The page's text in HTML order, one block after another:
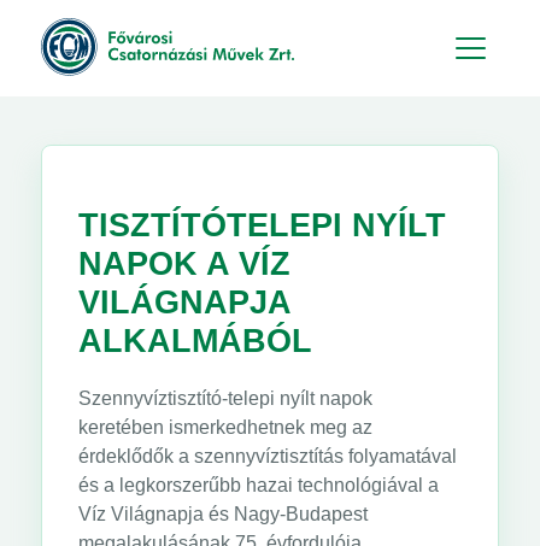
TISZTÍTÓTELEPI NYÍLT
NAPOK A VÍZ
VILÁGNAPJA
ALKALMÁBÓL
Szennyvíztisztító-telepi nyílt napok
keretében ismerkedhetnek meg az
érdeklődők a szennyvíztisztítás folyamatával
és a legkorszerűbb hazai technológiával a
Víz Világnapja és Nagy-Budapest